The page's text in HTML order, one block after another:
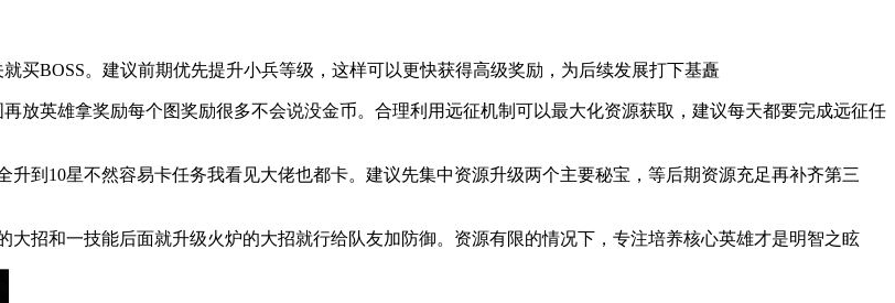
BOSS。建议前期优先提升小兵等级，这样可以更快获得高级奖励，为后续发展打下基矗
英雄拿奖励每个图奖励很多不会说没金币。合理利用远征机制可以最大化资源获取，建议每天都要完成远征任
10星不然容易卡任务我看见大佬也都卡。建议先集中资源升级两个主要秘宝，等后期资源充足再补齐第三
和一技能后面就升级火炉的大招就行给队友加防御。资源有限的情况下，专注培养核心英雄才是明智之眩